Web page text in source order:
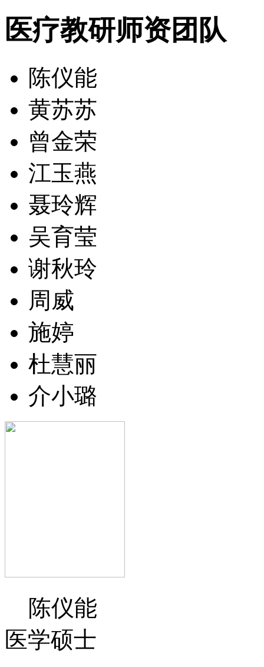
医疗教研师资团队
陈仪能
黄苏苏
曾金荣
江玉燕
聂玲辉
吴育莹
谢秋玲
周威
施婷
杜慧丽
介小璐
陈仪能
医学硕士